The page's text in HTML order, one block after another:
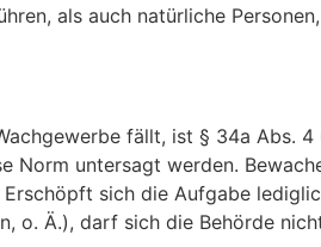
als auch natürliche
fällt, ist § 34a Abs.
Norm untersagt werden.
sich die Aufgabe
o. Ä.), darf sich die Behörde